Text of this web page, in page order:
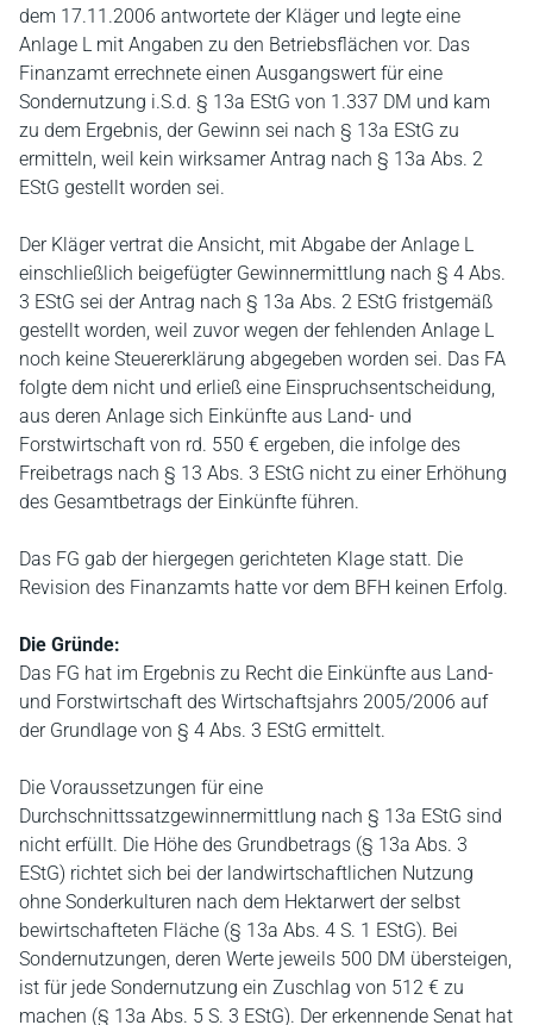
dem 17.11.2006 antwortete der Kläger und legte eine
Anlage L mit Angaben zu den Betriebsflächen vor. Das
Finanzamt errechnete einen Ausgangswert für eine
Sondernutzung i.S.d. § 13a EStG von 1.337 DM und kam
zu dem Ergebnis, der Gewinn sei nach § 13a EStG zu
ermitteln, weil kein wirksamer Antrag nach § 13a Abs. 2
EStG gestellt worden sei.
Der Kläger vertrat die Ansicht, mit Abgabe der Anlage L
einschließlich beigefügter Gewinnermittlung nach § 4 Abs.
3 EStG sei der Antrag nach § 13a Abs. 2 EStG fristgemäß
gestellt worden, weil zuvor wegen der fehlenden Anlage L
noch keine Steuererklärung abgegeben worden sei. Das FA
folgte dem nicht und erließ eine Einspruchsentscheidung,
aus deren Anlage sich Einkünfte aus Land- und
Forstwirtschaft von rd. 550 € ergeben, die infolge des
Freibetrags nach § 13 Abs. 3 EStG nicht zu einer Erhöhung
des Gesamtbetrags der Einkünfte führen.
Das FG gab der hiergegen gerichteten Klage statt. Die
Revision des Finanzamts hatte vor dem BFH keinen Erfolg.
Die Gründe:
Das FG hat im Ergebnis zu Recht die Einkünfte aus Land-
und Forstwirtschaft des Wirtschaftsjahrs 2005/2006 auf
der Grundlage von § 4 Abs. 3 EStG ermittelt.
Die Voraussetzungen für eine
Durchschnittssatzgewinnermittlung nach § 13a EStG sind
nicht erfüllt. Die Höhe des Grundbetrags (§ 13a Abs. 3
EStG) richtet sich bei der landwirtschaftlichen Nutzung
ohne Sonderkulturen nach dem Hektarwert der selbst
bewirtschafteten Fläche (§ 13a Abs. 4 S. 1 EStG). Bei
Sondernutzungen, deren Werte jeweils 500 DM übersteigen,
ist für jede Sondernutzung ein Zuschlag von 512 € zu
machen (§ 13a Abs. 5 S. 3 EStG). Der erkennende Senat hat